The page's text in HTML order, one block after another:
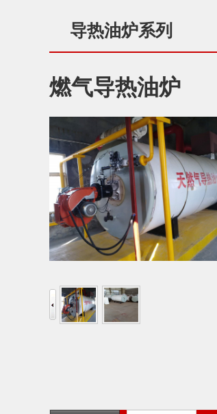
导热油炉系列
燃气导热油炉